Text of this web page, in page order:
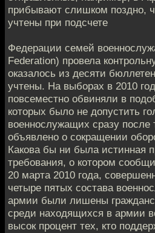
прибывают слишком поздно,
учтены при подсчете
Федерации семей
Federation) провела
оказалось из десяти
учтены. На выборах в 2010
повсеместно обвиняли в
которых было не допустить
военнослужащих сразу после
объявлено о сокращении
Какова бы ни была истинная
требования, о котором
20 марта 2010 года,
четыре пятых состава
армии были лишены
среди находящихся в армии
высок процент тех, кто